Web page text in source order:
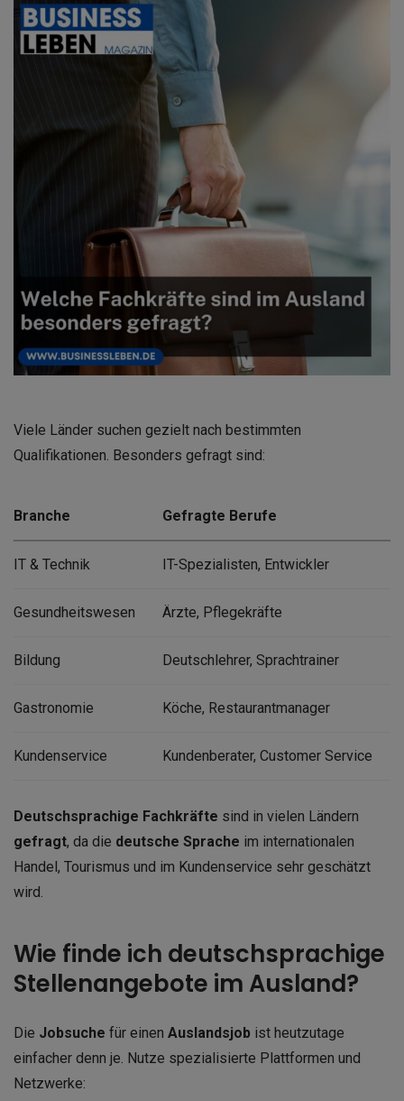
Viele Länder suchen gezielt nach bestimmten
Qualifikationen. Besonders gefragt sind:
Branche Gefragte Berufe
IT & Technik IT-Spezialisten, Entwickler
Gesundheitswesen Ärzte, Pflegekräfte
Bildung Deutschlehrer, Sprachtrainer
Gastronomie Köche, Restaurantmanager
Kundenservice Kundenberater, Customer Service
Deutschsprachige Fachkräfte sind in vielen Ländern
gefragt, da die deutsche Sprache im internationalen
Handel, Tourismus und im Kundenservice sehr geschätzt
wird.
Wie finde ich deutschsprachige
Stellenangebote im Ausland?
Die Jobsuche für einen Auslandsjob ist heutzutage
einfacher denn je. Nutze spezialisierte Plattformen und
Netzwerke: